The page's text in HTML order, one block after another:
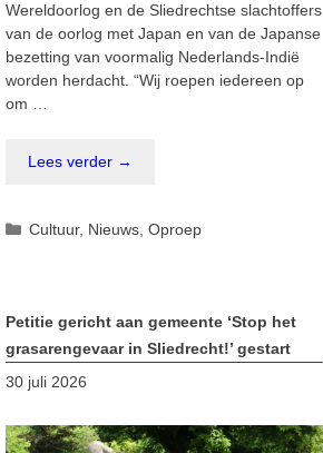
Wereldoorlog en de Sliedrechtse slachtoffers
van de oorlog met Japan en van de Japanse
bezetting van voormalig Nederlands-Indië
worden herdacht. “Wij roepen iedereen op
om …
Lees verder →
Categorieën
Cultuur, Nieuws,Oproep
Petitie gericht aan gemeente ‘Stop het
grasarengevaar in Sliedrecht!’ gestart
30 juli 2026